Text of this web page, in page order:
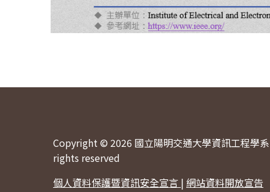
Copyright © 2026 國立陽明交通大學資訊工程學
rights reserved
個人資料保護暨資訊安全宣言 | 網站資料開放宣告